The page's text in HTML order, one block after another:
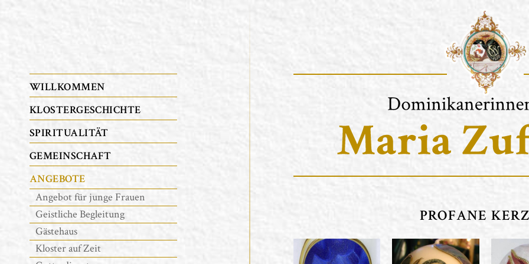
WILLKOMMEN
KLOSTERGESCHICHTE
SPIRITUALITÄT
GEMEINSCHAFT
ANGEBOTE
Angebot für junge Frauen
Geistliche Begleitung
Gästehaus
Kloster auf Zeit
PROFANE